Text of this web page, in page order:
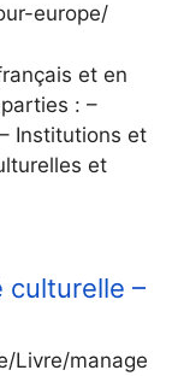
europe/
et en
: –
Institutions et
et
culturelle –
Livre/manage